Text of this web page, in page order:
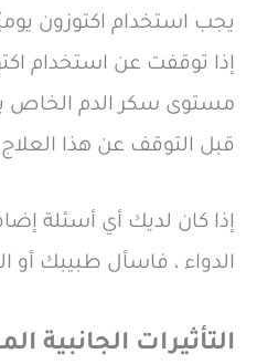
يجب استخدام اكتوزون
إذا توقفت عن استخدام
مستوى سكر الدم الخاص
قبل التوقف عن هذا
إذا كان لديك أي أسئلة
الدواء ، فاسأل طبيبك أو
التأثيرات الجانبية